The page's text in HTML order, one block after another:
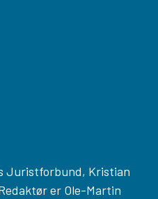
Juristforbund, Kristian
er Ole-Martin